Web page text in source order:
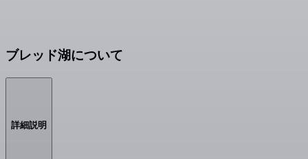
ブレッド湖について
詳細説明